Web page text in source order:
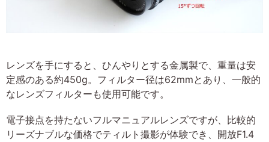
レンズを手にすると、ひんやりとする金属製で、重量は安
定感のある約450g。フィルター径は62mmとあり、一般的
なレンズフィルターも使用可能です。
電子接点を持たないフルマニュアルレンズですが、比較的
リーズナブルな価格でティルト撮影が体験でき、開放F1.4